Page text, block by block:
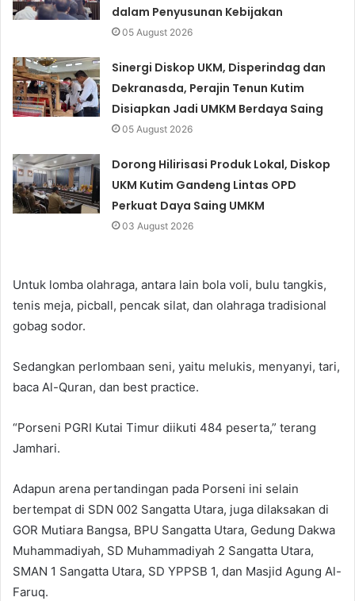
dalam Penyusunan Kebijakan
05 August 2026
Sinergi Diskop UKM, Disperindag dan
Dekranasda, Perajin Tenun Kutim
Disiapkan Jadi UMKM Berdaya Saing
05 August 2026
Dorong Hilirisasi Produk Lokal, Diskop
UKM Kutim Gandeng Lintas OPD
Perkuat Daya Saing UMKM
03 August 2026
Untuk lomba olahraga, antara lain bola voli, bulu tangkis,
tenis meja, picball, pencak silat, dan olahraga tradisional
gobag sodor.
Sedangkan perlombaan seni, yaitu melukis, menyanyi, tari,
baca Al-Quran, dan best practice.
“Porseni PGRI Kutai Timur diikuti 484 peserta,” terang
Jamhari.
Adapun arena pertandingan pada Porseni ini selain
bertempat di SDN 002 Sangatta Utara, juga dilaksakan di
GOR Mutiara Bangsa, BPU Sangatta Utara, Gedung Dakwa
Muhammadiyah, SD Muhammadiyah 2 Sangatta Utara,
SMAN 1 Sangatta Utara, SD YPPSB 1, dan Masjid Agung Al-
Faruq.